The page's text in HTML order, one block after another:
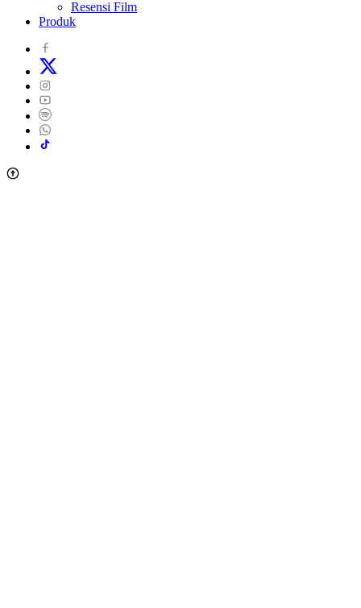
Resensi Film
Produk